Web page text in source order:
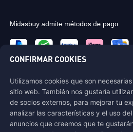
Midasbuy admite métodos de pago
Contáctenos
Si necesitas ayuda, por favor contáctanos
Cliente" para comunicarte con nosotros.
Servicio al Cliente
CONFIRMAR COOKIES
Utilizamos cookies que son
sitio web. También nos gustaría
de socios externos, para mejorar tu
analizar las características y el uso
anuncios que creemos que te